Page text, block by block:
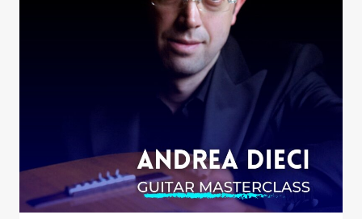
SUMMER
ACADEMY
ISCRIZIONI
2026